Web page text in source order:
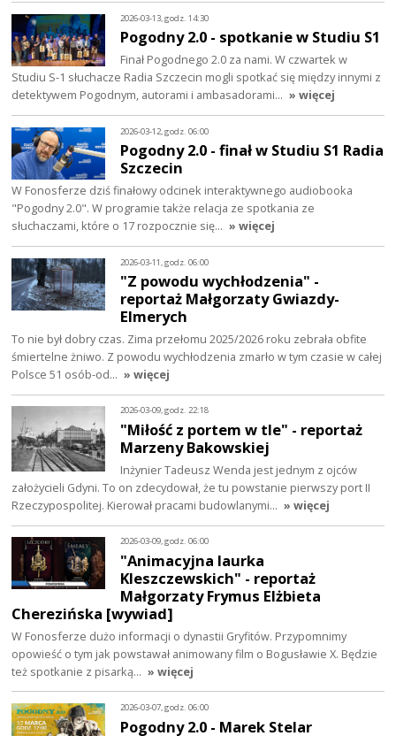
2026-03-13, godz. 14:30
Pogodny 2.0 - spotkanie w Studiu S1
Finał Pogodnego 2.0 za nami. W czwartek w
Studiu S-1 słuchacze Radia Szczecin mogli spotkać się między innymi z
detektywem Pogodnym, autorami i ambasadorami… » więcej
2026-03-12, godz. 06:00
Pogodny 2.0 - finał w Studiu S1 Radia
Szczecin
W Fonosferze dziś finałowy odcinek interaktywnego audiobooka
"Pogodny 2.0". W programie także relacja ze spotkania ze
słuchaczami, które o 17 rozpocznie się… » więcej
2026-03-11, godz. 06:00
"Z powodu wychłodzenia" -
reportaż Małgorzaty Gwiazdy-
Elmerych
To nie był dobry czas. Zima przełomu 2025/2026 roku zebrała obfite
śmiertelne żniwo. Z powodu wychłodzenia zmarło w tym czasie w całej
Polsce 51 osób-od… » więcej
2026-03-09, godz. 22:18
"Miłość z portem w tle" - reportaż
Marzeny Bakowskiej
Inżynier Tadeusz Wenda jest jednym z ojców
założycieli Gdyni. To on zdecydował, że tu powstanie pierwszy port II
Rzeczypospolitej. Kierował pracami budowlanymi… » więcej
2026-03-09, godz. 06:00
"Animacyjna laurka
Kleszczewskich" - reportaż
Małgorzaty Frymus Elżbieta
Cherezińska [wywiad]
W Fonosferze dużo informacji o dynastii Gryfitów. Przypomnimy
opowieść o tym jak powstawał animowany film o Bogusławie X. Będzie
też spotkanie z pisarką… » więcej
2026-03-07, godz. 06:00
Pogodny 2.0 - Marek Stelar